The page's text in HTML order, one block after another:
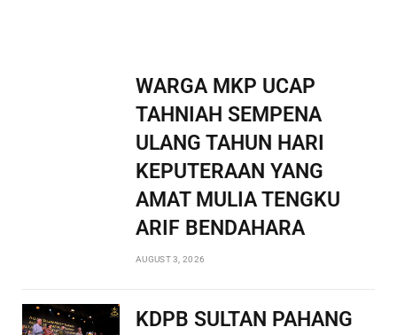
WARGA MKP UCAP
TAHNIAH SEMPENA
ULANG TAHUN HARI
KEPUTERAAN YANG
AMAT MULIA TENGKU
ARIF BENDAHARA
AUGUST 3, 2026
KDPB SULTAN PAHANG